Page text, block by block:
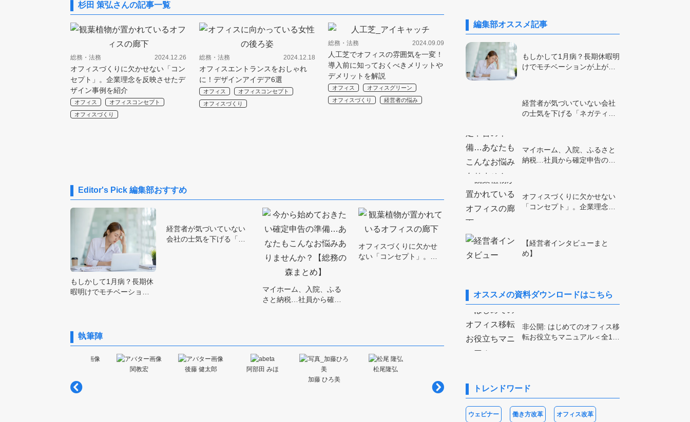
杉田 策弘さんの記事一覧
総務・法務 2024.12.26
オフィスづくりに欠かせない「コン
セプト」。企業理念を反映させたデ
ザイン事例を紹介
オフィス
オフィスコンセプト
オフィスづくり
総務・法務 2024.12.18
オフィスエントランスをおしゃれ
に！デザインアイデア6選
オフィス
オフィスコンセプト
オフィスづくり
総務・法務 2024.09.09
人工芝でオフィスの雰囲気を一変！
導入前に知っておくべきメリットや
デメリットを解説
オフィス
オフィスグリーン
オフィスづくり
経営者の悩み
Editor's Pick 編集部おすすめ
もしかして1月病？長期休
暇明けでモチベーショ…
経営者が気づいていない
会社の士気を下げる「…
マイホーム、入院、ふる
さと納税…社員から確…
オフィスづくりに欠かせ
ない「コンセプト」。…
執筆陣
関教宏 後藤 健太郎
阿部田 みほ
加藤 ひろ美
松尾隆弘
編集部オススメ記事
もしかして1月病？長期休暇明
けでモチベーションが上が…
経営者が気づいていない会社
の士気を下げる「ネガティ…
マイホーム、入院、ふるさと
納税…社員から確定申告の…
オフィスづくりに欠かせない
「コンセプト」。企業理念…
【経営者インタビューまと
め】
オススメの資料ダウンロードはこちら
非公開: はじめてのオフィス移
転お役立ちマニュアル＜全1…
トレンドワード
ウェビナー 働き方改革 オフィス改革